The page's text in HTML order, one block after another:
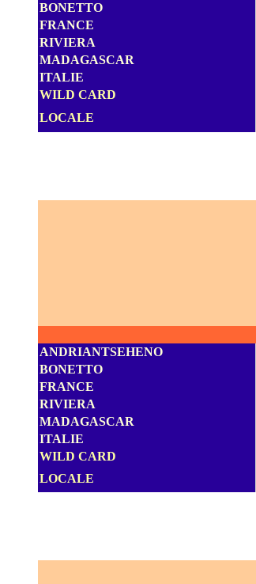
BONETTO
FRANCE
RIVIERA
MADAGASCAR
ITALIE
WILD CARD
LOCALE
ANDRIANTSEHENO
BONETTO
FRANCE
RIVIERA
MADAGASCAR
ITALIE
WILD CARD
LOCALE